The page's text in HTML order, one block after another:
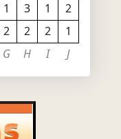
1 3 1
2
2 2 2
1
G H I J